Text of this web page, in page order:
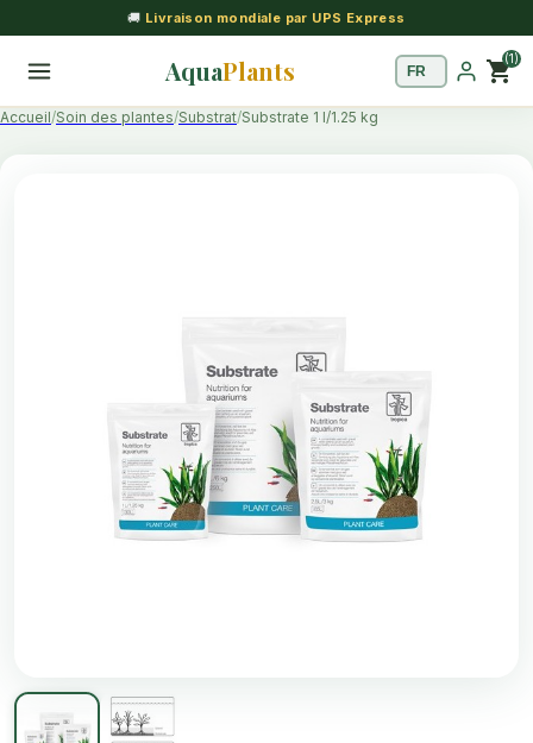
🚚 Livraison mondiale par UPS Express
AquaPlants shopping_cart(1)
Accueil Soin des plantes Substrat Substrate 1 l/1.25 kg